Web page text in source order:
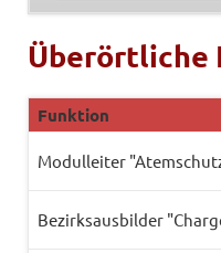
Überörtliche
Funktion
Modulleiter
Bezirksausbilder